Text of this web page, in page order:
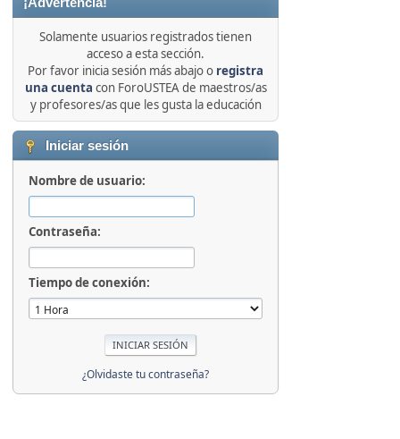
Solamente usuarios registrados tienen
acceso a esta sección.
Por favor inicia sesión más abajo o registra
una cuenta con ForoUSTEA de maestros/as
y profesores/as que les gusta la educación
Iniciar sesión
Nombre de usuario:
Contraseña:
Tiempo de conexión:
¿Olvidaste tu contraseña?